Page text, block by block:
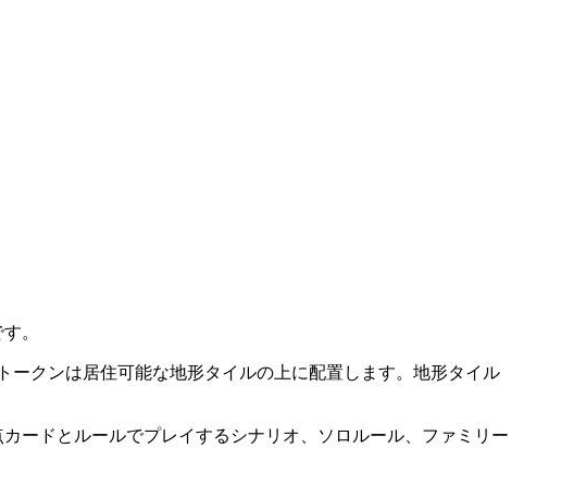
。
クンは居住可能な地形タイルの上に配置します。地形タイル
ードとルールでプレイするシナリオ、ソロルール、ファミリー